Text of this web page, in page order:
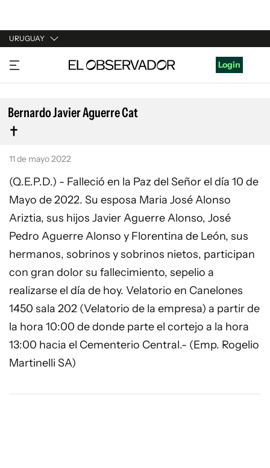
URUGUAY
URUGUAY
ARGENTINA
ESPAÑA
ESTADOS UNIDOS
Login
Bernardo Javier Aguerre Cat
11 de mayo 2022
(Q.E.P.D.) - Falleció en la Paz del Señor el día 10 de
Mayo de 2022. Su esposa Maria José Alonso
Ariztia, sus hijos Javier Aguerre Alonso, José
Pedro Aguerre Alonso y Florentina de León, sus
hermanos, sobrinos y sobrinos nietos, participan
con gran dolor su fallecimiento, sepelio a
realizarse el día de hoy. Velatorio en Canelones
1450 sala 202 (Velatorio de la empresa) a partir de
la hora 10:00 de donde parte el cortejo a la hora
13:00 hacia el Cementerio Central.- (Emp. Rogelio
Martinelli SA)